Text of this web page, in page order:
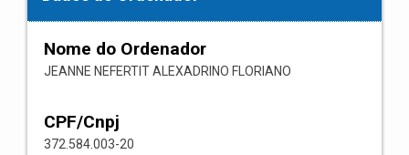
Nome do Ordenador
JEANNE NEFERTIT ALEXADRINO FLORIANO
CPF/Cnpj
372.584.003-20